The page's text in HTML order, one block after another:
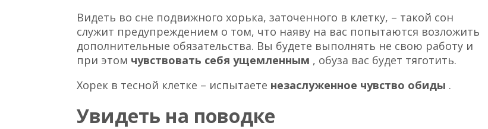
Видеть во сне подвижного хорька, заточенного в клетку, – такой сон
служит предупреждением о том, что наяву на вас попытаются возложить
дополнительные обязательства. Вы будете выполнять не свою работу и
при этом чувствовать себя ущемленным , обуза вас будет тяготить.
Хорек в тесной клетке – испытаете незаслуженное чувство обиды .
Увидеть на поводке